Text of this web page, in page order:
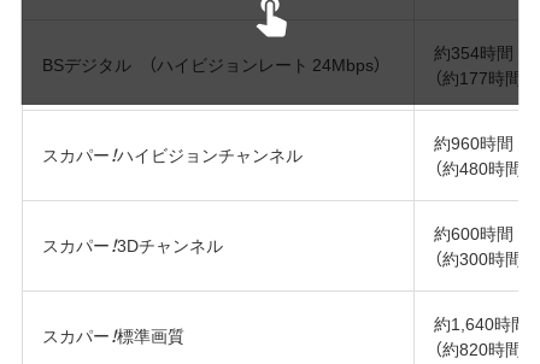
BSデジタル （ハイビジョンレート 24Mbps）
約354時間
（約177時間）
スカパー！ハイビジョンチャンネル
約960時間
（約480時間）
スカパー！3Dチャンネル
約600時間
（約300時間）
スカパー！標準画質
約1,640時間
（約820時間）